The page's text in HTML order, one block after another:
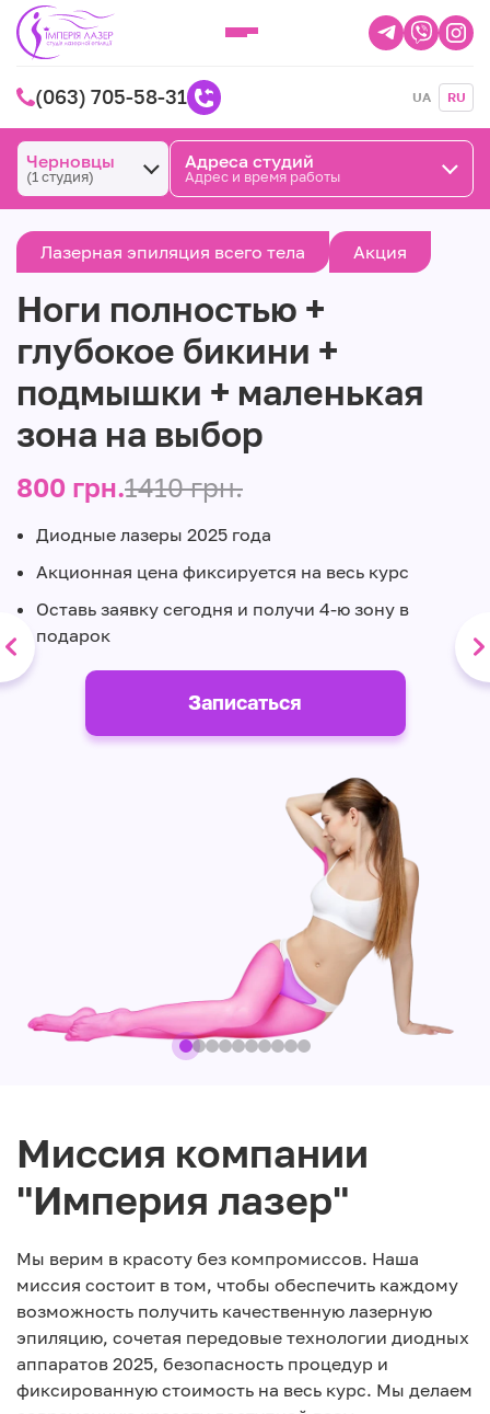
(063) 705-58-31 UA RU
Черновцы
(1 студия)
Адреса студий
Адрес и время работы
Лазерная эпиляция всего тела Акция
Ноги полностью +
глубокое бикини +
подмышки + маленькая
зона на выбор
800 грн.1410 грн.
Диодные лазеры 2025 года
Акционная цена фиксируется на весь курс
Оставь заявку сегодня и получи 4-ю зону в
подарок
Записаться
Миссия компании
"Империя лазер"
Мы верим в красоту без компромиссов. Наша
миссия состоит в том, чтобы обеспечить каждому
возможность получить качественную лазерную
эпиляцию, сочетая передовые технологии диодных
аппаратов 2025, безопасность процедур и
фиксированную стоимость на весь курс. Мы делаем